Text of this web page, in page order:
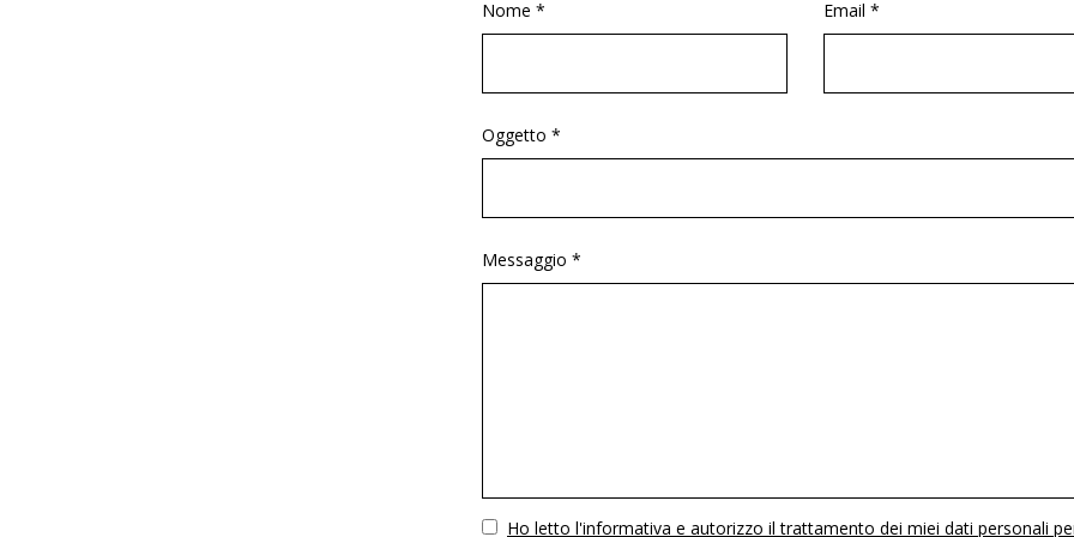
Nome * Email *
Oggetto *
Messaggio *
VuotoHo letto l'informativa e autorizzo il trattamento dei miei dati personali